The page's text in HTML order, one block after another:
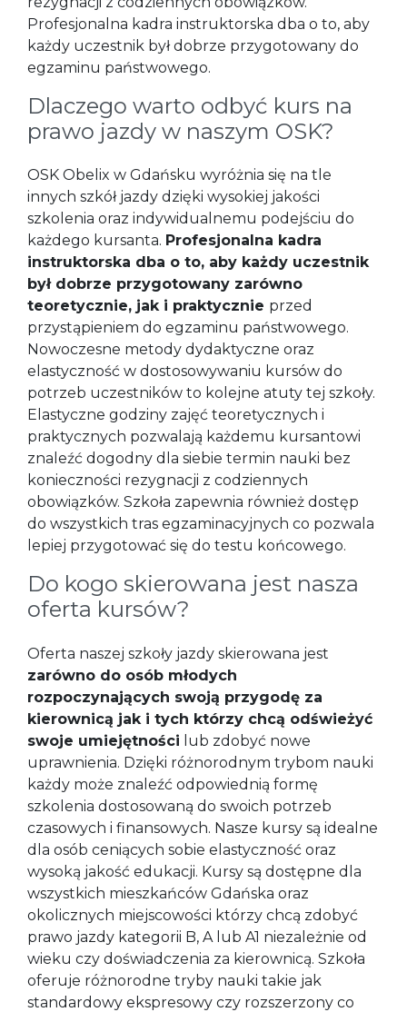
Profesjonalna kadra instruktorska dba o to, aby
każdy uczestnik był dobrze przygotowany do
egzaminu państwowego.
Dlaczego warto odbyć kurs na
prawo jazdy w naszym OSK?
OSK Obelix w Gdańsku wyróżnia się na tle
innych szkół jazdy dzięki wysokiej jakości
szkolenia oraz indywidualnemu podejściu do
każdego kursanta. Profesjonalna kadra
instruktorska dba o to, aby każdy uczestnik
był dobrze przygotowany zarówno
teoretycznie, jak i praktycznie przed
przystąpieniem do egzaminu państwowego.
Nowoczesne metody dydaktyczne oraz
elastyczność w dostosowywaniu kursów do
potrzeb uczestników to kolejne atuty tej szkoły.
Elastyczne godziny zajęć teoretycznych i
praktycznych pozwalają każdemu kursantowi
znaleźć dogodny dla siebie termin nauki bez
konieczności rezygnacji z codziennych
obowiązków. Szkoła zapewnia również dostęp
do wszystkich tras egzaminacyjnych co pozwala
lepiej przygotować się do testu końcowego.
Do kogo skierowana jest nasza
oferta kursów?
Oferta naszej szkoły jazdy skierowana jest
zarówno do osób młodych
rozpoczynających swoją przygodę za
kierownicą jak i tych którzy chcą odświeżyć
swoje umiejętności lub zdobyć nowe
uprawnienia. Dzięki różnorodnym trybom nauki
każdy może znaleźć odpowiednią formę
szkolenia dostosowaną do swoich potrzeb
czasowych i finansowych. Nasze kursy są idealne
dla osób ceniących sobie elastyczność oraz
wysoką jakość edukacji. Kursy są dostępne dla
wszystkich mieszkańców Gdańska oraz
okolicznych miejscowości którzy chcą zdobyć
prawo jazdy kategorii B, A lub A1 niezależnie od
wieku czy doświadczenia za kierownicą. Szkoła
oferuje różnorodne tryby nauki takie jak
standardowy ekspresowy czy rozszerzony co